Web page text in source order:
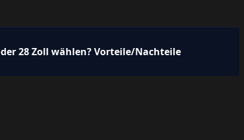
28 Zoll wählen? Vorteile/Nachteile